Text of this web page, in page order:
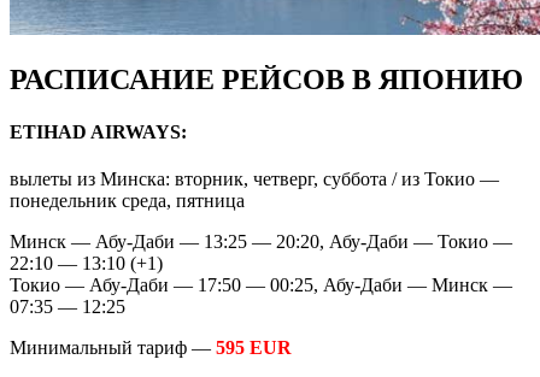
РАСПИСАНИЕ РЕЙСОВ В ЯПОНИЮ
ETIHAD AIRWAYS:
вылеты из Минска: вторник, четверг, суббота / из Токио —
понедельник среда, пятница
Минск — Абу-Даби — 13:25 — 20:20, Абу-Даби — Токио —
22:10 — 13:10 (+1)
Токио — Абу-Даби — 17:50 — 00:25, Абу-Даби — Минск —
07:35 — 12:25
Минимальный тариф — 595 EUR